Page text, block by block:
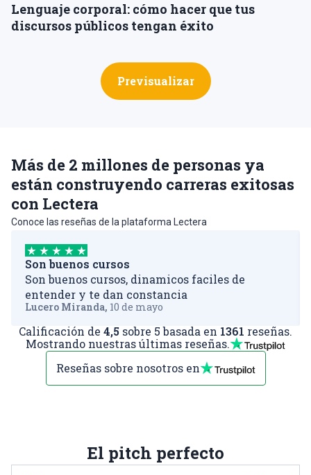
Lenguaje corporal: cómo hacer que tus
discursos públicos tengan éxito
Previsualizar
Más de 2 millones de personas ya
están construyendo carreras exitosas
con Lectera
Conoce las reseñas de la plataforma Lectera
Son buenos cursos
Son buenos cursos, dinamicos faciles de
entender y te dan constancia
Lucero Miranda, 10 de mayo
Calificación de 4,5 sobre 5 basada en 1361 reseñas.
Mostrando nuestras últimas reseñas.
Reseñas sobre nosotros en
El pitch perfecto